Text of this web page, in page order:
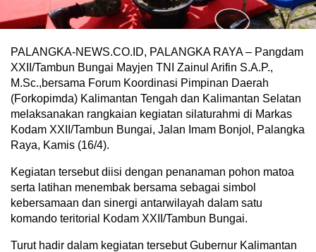
PALANGKA-NEWS.CO.ID, PALANGKA RAYA – Pangdam
XXII/Tambun Bungai Mayjen TNI Zainul Arifin S.A.P.,
M.Sc.,bersama Forum Koordinasi Pimpinan Daerah
(Forkopimda) Kalimantan Tengah dan Kalimantan Selatan
melaksanakan rangkaian kegiatan silaturahmi di Markas
Kodam XXII/Tambun Bungai, Jalan Imam Bonjol, Palangka
Raya, Kamis (16/4).
Kegiatan tersebut diisi dengan penanaman pohon matoa
serta latihan menembak bersama sebagai simbol
kebersamaan dan sinergi antarwilayah dalam satu
komando teritorial Kodam XXII/Tambun Bungai.
Turut hadir dalam kegiatan tersebut Gubernur Kalimantan